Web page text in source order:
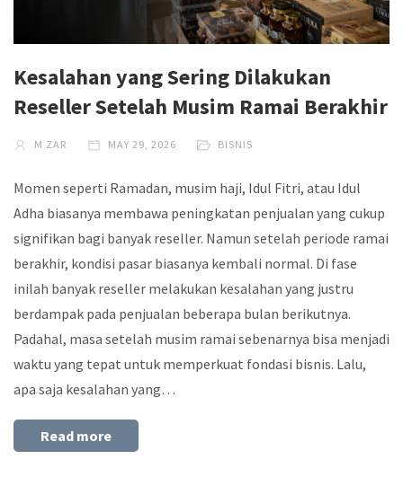
Kesalahan yang Sering Dilakukan
Reseller Setelah Musim Ramai Berakhir
M ZAR MAY 29, 2026 BISNIS
Momen seperti Ramadan, musim haji, Idul Fitri, atau Idul
Adha biasanya membawa peningkatan penjualan yang cukup
signifikan bagi banyak reseller. Namun setelah periode ramai
berakhir, kondisi pasar biasanya kembali normal. Di fase
inilah banyak reseller melakukan kesalahan yang justru
berdampak pada penjualan beberapa bulan berikutnya.
Padahal, masa setelah musim ramai sebenarnya bisa menjadi
waktu yang tepat untuk memperkuat fondasi bisnis. Lalu,
apa saja kesalahan yang…
Read more